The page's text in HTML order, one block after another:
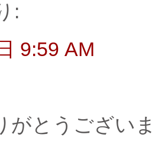
:
9:59 AM
がとうござい